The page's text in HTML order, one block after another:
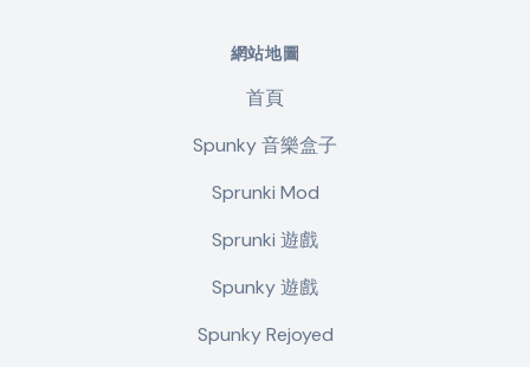
網站地圖
首頁
Spunky 音樂盒子
Sprunki Mod
Sprunki 遊戲
Spunky 遊戲
Spunky Rejoyed